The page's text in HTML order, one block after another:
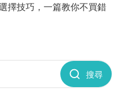
擇技巧，一篇教你不買錯
搜尋